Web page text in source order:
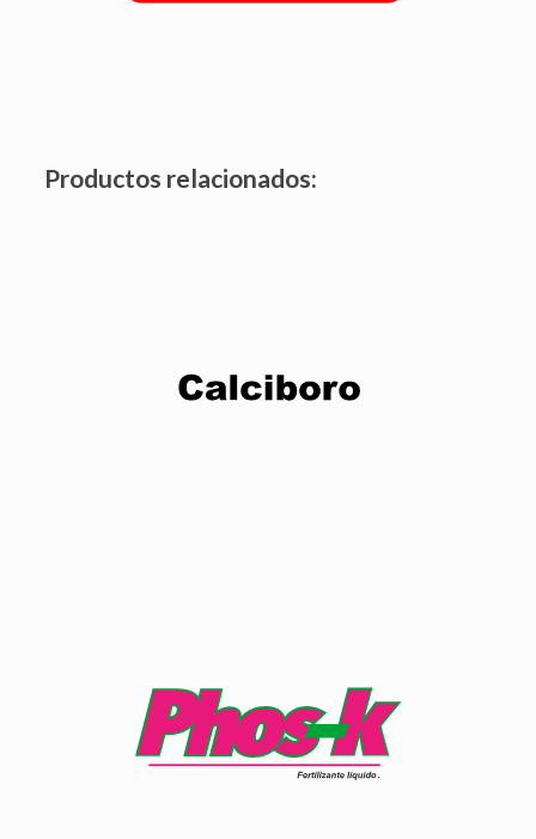
Productos relacionados:
altos rendimientos.
Combinación de nutrientes que brindan calidad y
promueve el llenado del fruto.
Ver producto